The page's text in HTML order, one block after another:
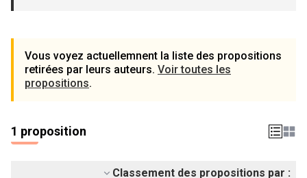
Vous voyez actuellemnent la liste des propositions
retirées par leurs auteurs. Voir toutes les
propositions.
1 proposition
Classement des propositions par :